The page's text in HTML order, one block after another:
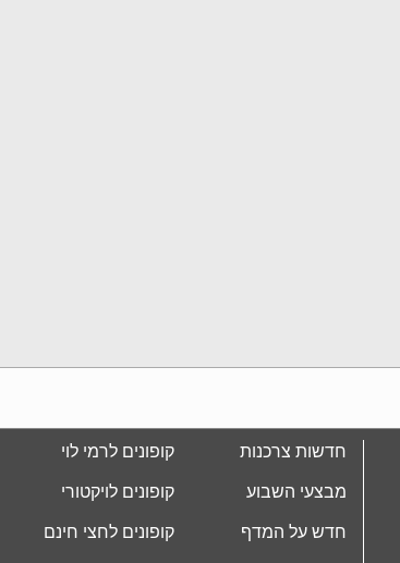
חדשות צרכנות
מבצעי השבוע
חדש על המדף
קופונים לרמי לוי
קופונים לויקטורי
קופונים לחצי חינם